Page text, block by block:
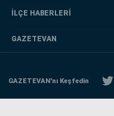
İLÇE HABERLERİ
GAZETEVAN
GAZETEVAN'nı Keşfedin